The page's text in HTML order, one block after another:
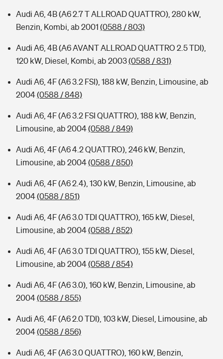
Audi A6, 4B (A6 2.7 T ALLROAD QUATTRO), 280 kW,
Benzin, Kombi, ab 2001 (0588 / 803)
Audi A6, 4B (A6 AVANT ALLROAD QUATTRO 2.5 TDI),
120 kW, Diesel, Kombi, ab 2003(0588 / 831)
Audi A6, 4F (A6 3.2 FSI), 188 kW, Benzin, Limousine, ab
2004(0588 / 848)
Audi A6, 4F (A6 3.2 FSI QUATTRO), 188 kW, Benzin,
Limousine, ab 2004(0588 / 849)
Audi A6, 4F (A6 4.2 QUATTRO), 246 kW, Benzin,
Limousine, ab 2004(0588 / 850)
Audi A6, 4F (A6 2.4), 130 kW, Benzin, Limousine, ab
2004(0588 / 851)
Audi A6, 4F (A6 3.0 TDI QUATTRO), 165 kW, Diesel,
Limousine, ab 2004(0588 / 852)
Audi A6, 4F (A6 3.0 TDI QUATTRO), 155 kW, Diesel,
Limousine, ab 2004(0588 / 854)
Audi A6, 4F (A6 3.0), 160 kW, Benzin, Limousine, ab
2004(0588 / 855)
Audi A6, 4F (A6 2.0 TDI), 103 kW, Diesel, Limousine, ab
2004(0588 / 856)
Audi A6, 4F (A6 3.0 QUATTRO), 160 kW, Benzin,